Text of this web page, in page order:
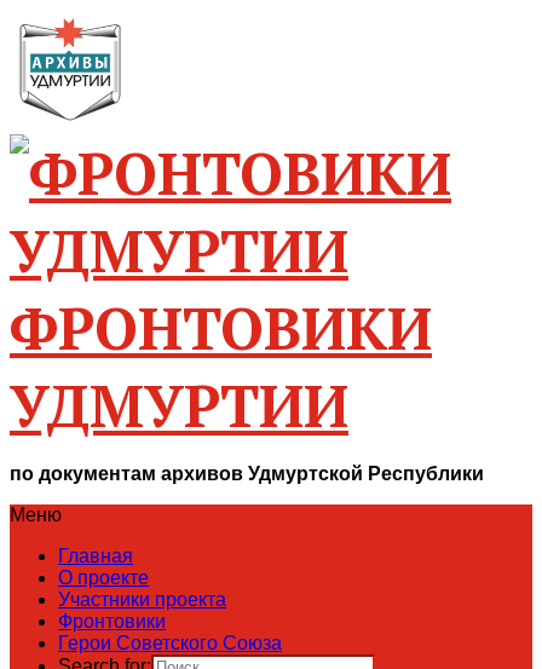
ФРОНТОВИКИ
УДМУРТИИ
по документам архивов Удмуртской Республики
Меню
Главная
О проекте
Участники проекта
Фронтовики
Герои Советского Союза